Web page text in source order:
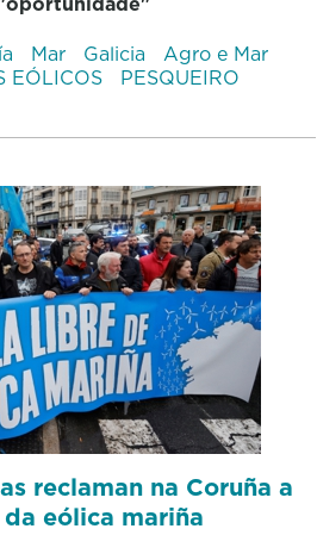
Mar Galicia
Agro e Mar
EÓLICOS PESQUEIRO
reclaman na Coruña a
eólica mariña